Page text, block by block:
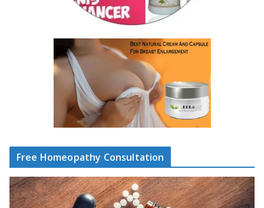
Free Homeopathy Consultation